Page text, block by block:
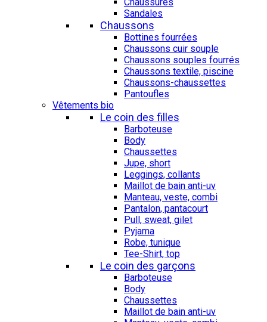
Chaussures
Sandales
Chaussons
Bottines fourrées
Chaussons cuir souple
Chaussons souples fourrés
Chaussons textile, piscine
Chaussons-chaussettes
Pantoufles
Vêtements bio
Le coin des filles
Barboteuse
Body
Chaussettes
Jupe, short
Leggings, collants
Maillot de bain anti-uv
Manteau, veste, combi
Pantalon, pantacourt
Pull, sweat, gilet
Pyjama
Robe, tunique
Tee-Shirt, top
Le coin des garçons
Barboteuse
Body
Chaussettes
Maillot de bain anti-uv